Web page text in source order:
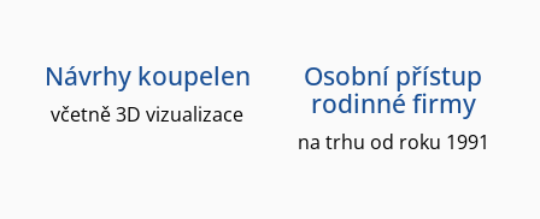
Návrhy koupelen
včetně 3D vizualizace
Osobní přístup
rodinné firmy
na trhu od roku 1991